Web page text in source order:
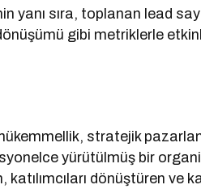
sıra, toplanan lead
gibi metriklerle
stratejik
yürütülmüş bir
katılımcıları dönüştüren ve